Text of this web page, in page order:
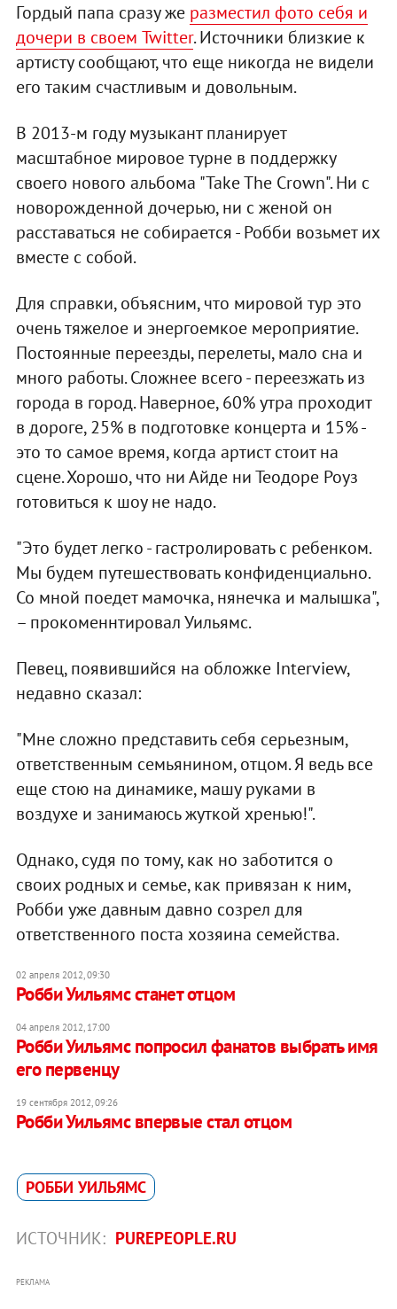
Гордый папа сразу же разместил фото себя и
дочери в своем Twitter. Источники близкие к
артисту сообщают, что еще никогда не видели
его таким счастливым и довольным.
В 2013-м году музыкант планирует
масштабное мировое турне в поддержку
своего нового альбома "Take The Crown". Ни с
новорожденной дочерью, ни с женой он
расставаться не собирается - Робби возьмет их
вместе с собой.
Для справки, объясним, что мировой тур это
очень тяжелое и энергоемкое мероприятие.
Постоянные переезды, перелеты, мало сна и
много работы. Сложнее всего - переезжать из
города в город. Наверное, 60% утра проходит
в дороге, 25% в подготовке концерта и 15% -
это то самое время, когда артист стоит на
сцене. Хорошо, что ни Айде ни Теодоре Роуз
готовиться к шоу не надо.
"Это будет легко - гастролировать с ребенком.
Мы будем путешествовать конфиденциально.
Со мной поедет мамочка, нянечка и малышка",
– прокоменнтировал Уильямс.
Певец, появившийся на обложке Interview,
недавно сказал:
"Мне сложно представить себя серьезным,
ответственным семьянином, отцом. Я ведь все
еще стою на динамике, машу руками в
воздухе и занимаюсь жуткой хренью!".
Однако, судя по тому, как но заботится о
своих родных и семье, как привязан к ним,
Робби уже давным давно созрел для
ответственного поста хозяина семейства.
02 апреля 2012, 09:30
Робби Уильямс станет отцом
04 апреля 2012, 17:00
Робби Уильямс попросил фанатов выбрать имя
его первенцу
19 сентября 2012, 09:26
Робби Уильямс впервые стал отцом
РОББИ УИЛЬЯМС
ИСТОЧНИК: PUREPEOPLE.RU
РЕКЛАМА